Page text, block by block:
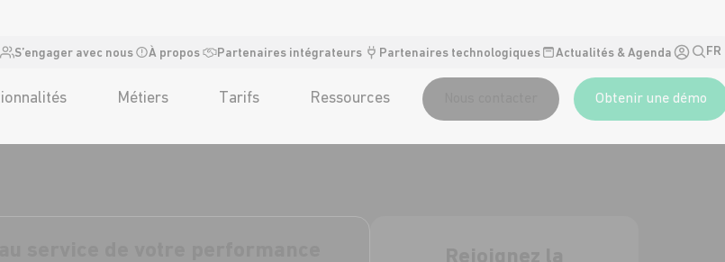
Métiers Tarifs Ressources Obtenir une démo
S’engager avec nous À propos Partenaires intégrateurs Partenaires technologiques Actualités & Agenda FR